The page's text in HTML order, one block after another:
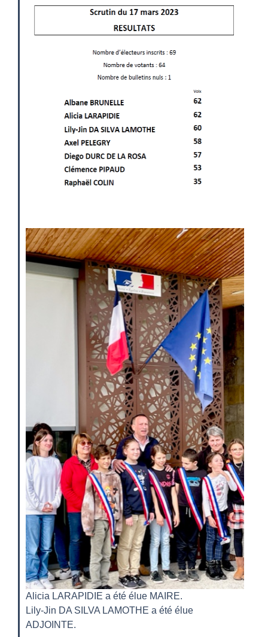
Alicia LARAPIDIE a été élue MAIRE.
Lily-Jin DA SILVA LAMOTHE a été élue
ADJOINTE.